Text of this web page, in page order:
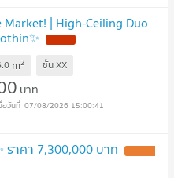
| High-Ceiling Duo
m2 ชั้นXX
บาท
07/08/2026 15:00:41
ราคา 7,300,000 บาท